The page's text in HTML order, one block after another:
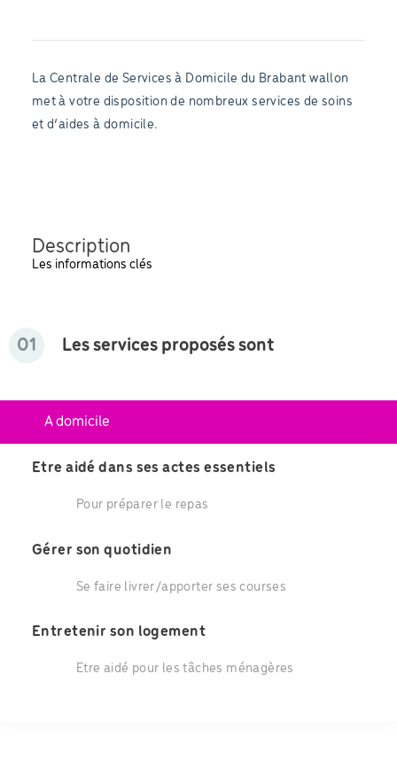
La Centrale de Services à Domicile du Brabant wallon
met à votre disposition de nombreux services de soins
et d’aides à domicile.
Description
Les informations clés
01 Les services proposés sont
A domicile
Etre aidé dans ses actes essentiels
Pour préparer le repas
Gérer son quotidien
Se faire livrer/apporter ses courses
Entretenir son logement
Etre aidé pour les tâches ménagères